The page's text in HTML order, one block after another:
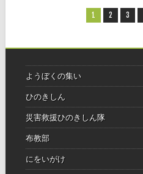
1 2 3
ようぼくの集い
ひのきしん
災害救援ひのきしん隊
布教部
にをいがけ